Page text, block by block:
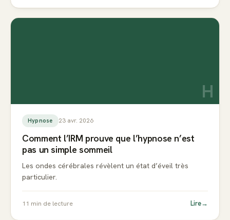
H
Hypnose 23 avr. 2026
Comment l’IRM prouve que l’hypnose n’est
pas un simple sommeil
Les ondes cérébrales révèlent un état d’éveil très
particulier.
11 min de lecture Lire→